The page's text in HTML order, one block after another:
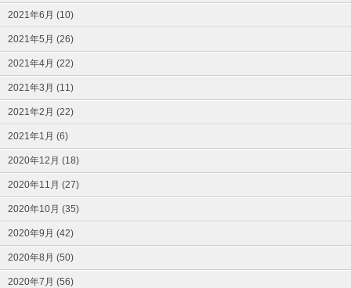
2021年6月 (10)
2021年5月 (26)
2021年4月 (22)
2021年3月 (11)
2021年2月 (22)
2021年1月 (6)
2020年12月 (18)
2020年11月 (27)
2020年10月 (35)
2020年9月 (42)
2020年8月 (50)
2020年7月 (56)